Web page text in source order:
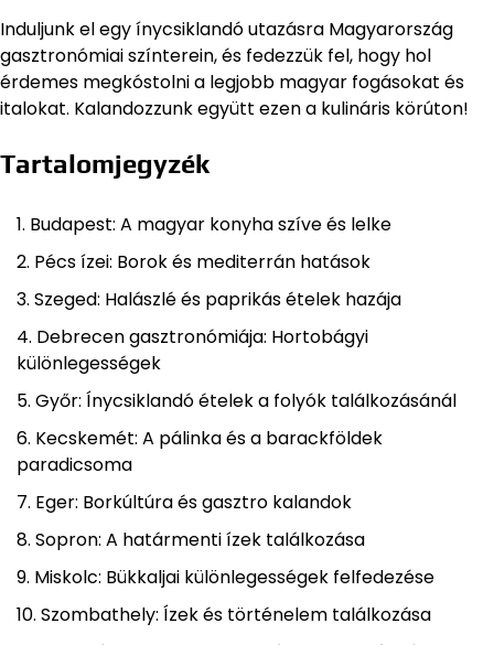
Induljunk el egy ínycsiklandó utazásra Magyarország
gasztronómiai színterein, és fedezzük fel, hogy hol
érdemes megkóstolni a legjobb magyar fogásokat és
italokat. Kalandozzunk együtt ezen a kulináris körúton!
Tartalomjegyzék
Budapest: A magyar konyha szíve és lelke
Pécs ízei: Borok és mediterrán hatások
Szeged: Halászlé és paprikás ételek hazája
Debrecen gasztronómiája: Hortobágyi
különlegességek
Győr: Ínycsiklandó ételek a folyók találkozásánál
Kecskemét: A pálinka és a barackföldek
paradicsoma
Eger: Borkúltúra és gasztro kalandok
Sopron: A határmenti ízek találkozása
Miskolc: Bükkaljai különlegességek felfedezése
Szombathely: Ízek és történelem találkozása